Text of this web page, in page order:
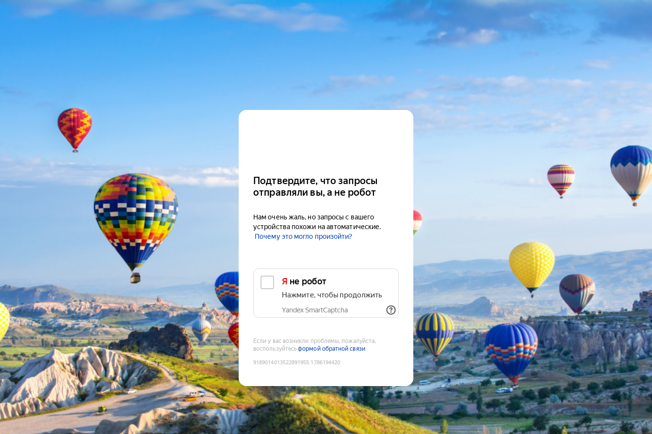
Подтвердите, что запросы
отправляли вы, а не робот
Нам очень жаль, но запросы с вашего
устройства похожи на автоматические.
Почему это могло произойти?
Я не робот
Нажмите, чтобы продолжить
Yandex SmartCaptcha
Если у вас возникли проблемы, пожалуйста,
воспользуйтесьформой обратной связи
9189014013522891955:1786194420